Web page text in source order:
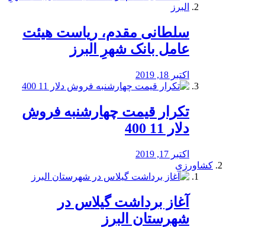
سلطانی مقدم، ریاست هیئت
عامل بانک شهرِ البرز
اکتبر 18, 2019
تکرار قیمت چهارشنبه فروش
دلار 11 400
اکتبر 17, 2019
کشاورزی
آغاز برداشت گیلاس در
شهرستان البرز